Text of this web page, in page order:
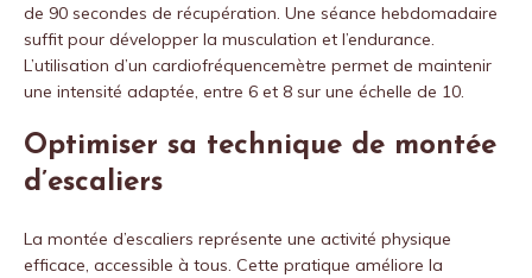
de 90 secondes de récupération. Une séance hebdomadaire
suffit pour développer la musculation et l’endurance.
L’utilisation d’un cardiofréquencemètre permet de maintenir
une intensité adaptée, entre 6 et 8 sur une échelle de 10.
Optimiser sa technique de montée
d’escaliers
La montée d’escaliers représente une activité physique
efficace, accessible à tous. Cette pratique améliore la